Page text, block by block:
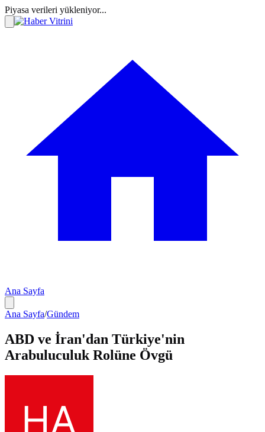
Piyasa verileri yükleniyor...
Ana Sayfa
Ana Sayfa/Gündem
ABD ve İran'dan Türkiye'nin
Arabuluculuk Rolüne Övgü